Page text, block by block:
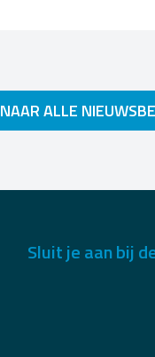
NAAR ALLE
Sluit je aan bij